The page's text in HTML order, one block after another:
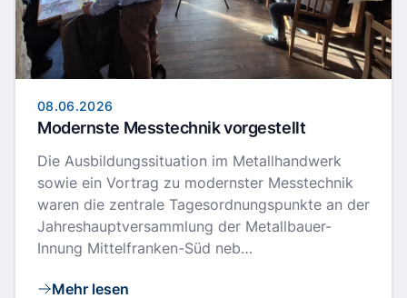
08.06.2026
Modernste Messtechnik vorgestellt
Die Ausbildungssituation im Metallhandwerk
sowie ein Vortrag zu modernster Messtechnik
waren die zentrale Tagesordnungspunkte an der
Jahreshauptversammlung der Metallbauer-
Innung Mittelfranken-Süd neb…
Mehr lesen